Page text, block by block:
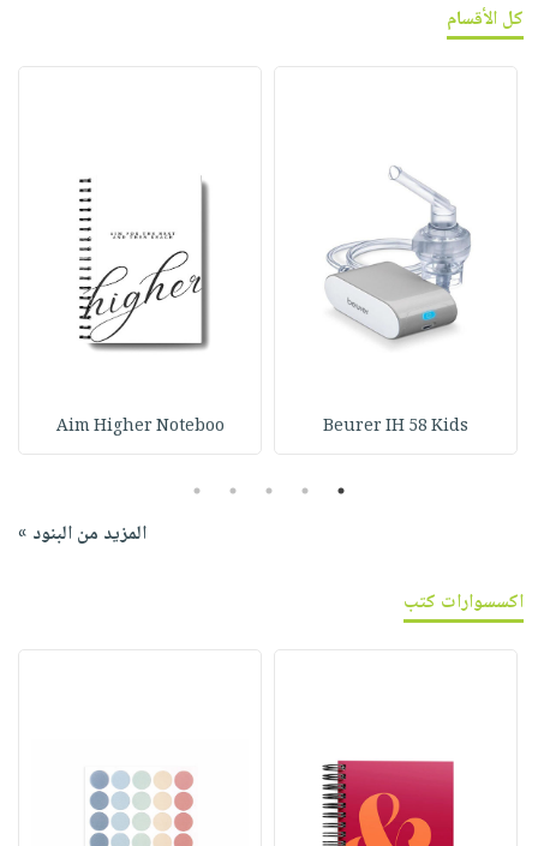
كل الأقسام
Beurer IH 58 Kids
Aim Higher Noteboo
1
2
3
4
5
المزيد من البنود »
اكسسوارات كتب